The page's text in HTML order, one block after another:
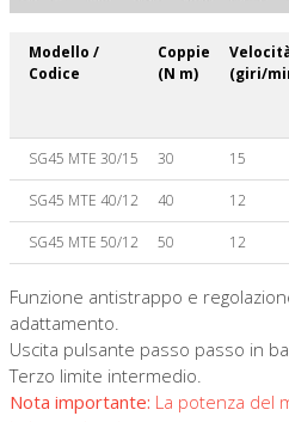
Modello /
Codice
Coppie
(N m)
(giri/
SG45 MTE 30/15 30 15
SG45 MTE 40/12 40 12
SG45 MTE 50/12 50 12
Funzione antistrappo e
adattamento.
Uscita pulsante passo passo in
Terzo limite intermedio.
Nota importante: La potenza del